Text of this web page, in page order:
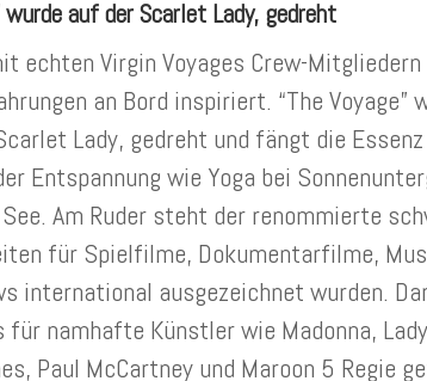
wurde auf der Scarlet Lady, gedreht
echten Virgin Voyages Crew-
an Bord inspiriert. “The
Lady, gedreht und fängt die
Entspannung wie Yoga bei
Am Ruder steht der renommierte
für Spielfilme, Dokumentarfilme,
international ausgezeichnet wurden.
für namhafte Künstler wie Madonna,
Paul McCartney und Maroon 5 Regie